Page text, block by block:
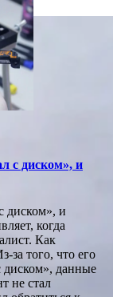
с диском», и
диском», и
когда
Как
за того, что его
диском», данные
не стал